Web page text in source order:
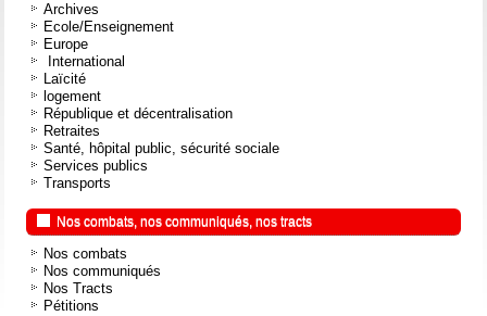
Archives
Ecole/Enseignement
Europe
International
Laïcité
logement
République et décentralisation
Retraites
Santé, hôpital public, sécurité sociale
Services publics
Transports
Nos combats, nos communiqués, nos tracts
Nos combats
Nos communiqués
Nos Tracts
Pétitions